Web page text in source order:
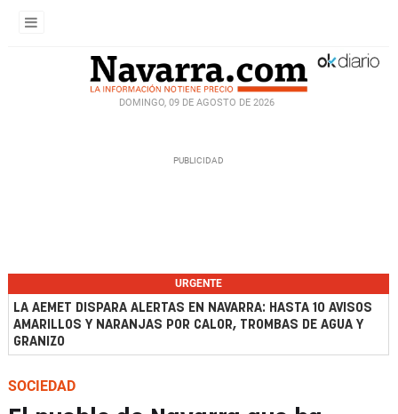
DOMINGO, 09 DE AGOSTO DE 2026
URGENTE
LA AEMET DISPARA ALERTAS EN NAVARRA: HASTA 10 AVISOS
AMARILLOS Y NARANJAS POR CALOR, TROMBAS DE AGUA Y
GRANIZO
SOCIEDAD